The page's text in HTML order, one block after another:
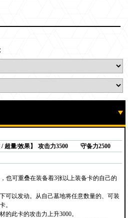
/ 超量/效果】
攻击力3500 守备力2500
也可重叠在装备着3张以上装备卡的自己的
可以发动。从自己墓地将任意数量的、可装
。
此卡的攻击力上升3000。